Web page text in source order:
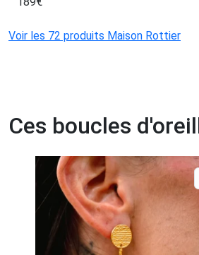
Voir les 72 produits Maison Rottier
Ces boucles